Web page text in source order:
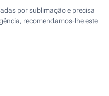
por sublimação e precisa
recomendamos-lhe este